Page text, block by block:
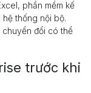
phần mềm kế
thống nội bộ.
đổi có thể
trước khi